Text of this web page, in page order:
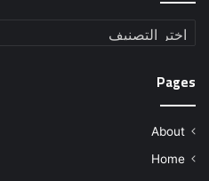
تصنيفات
Pages
About
Home